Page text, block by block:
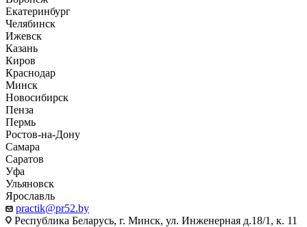
Екатеринбург
Челябинск
Ижевск
Казань
Киров
Краснодар
Минск
Новосибирск
Пенза
Пермь
Ростов-на-Дону
Самара
Саратов
Уфа
Ульяновск
Ярославль
practik@pr52.by
Республика Беларусь, г. Минск, ул. Инженерная д.18/1, к. 11